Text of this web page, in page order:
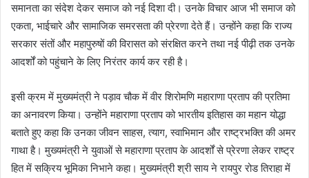
समानता का संदेश देकर समाज को नई दिशा दी। उनके विचार आज भी समाज को
एकता, भाईचारे और सामाजिक समरसता की प्रेरणा देते हैं। उन्होंने कहा कि राज्य
सरकार संतों और महापुरुषों की विरासत को संरक्षित करने तथा नई पीढ़ी तक उनके
आदर्शों को पहुंचाने के लिए निरंतर कार्य कर रही है।
इसी क्रम में मुख्यमंत्री ने पड़ाव चौक में वीर शिरोमणि महाराणा प्रताप की प्रतिमा
का अनावरण किया। उन्होंने महाराणा प्रताप को भारतीय इतिहास का महान योद्धा
बताते हुए कहा कि उनका जीवन साहस, त्याग, स्वाभिमान और राष्ट्रभक्ति की अमर
गाथा है। मुख्यमंत्री ने युवाओं से महाराणा प्रताप के आदर्शों से प्रेरणा लेकर राष्ट्र
हित में सक्रिय भूमिका निभाने कहा। मुख्यमंत्री श्री साय ने रायपुर रोड तिराहा में